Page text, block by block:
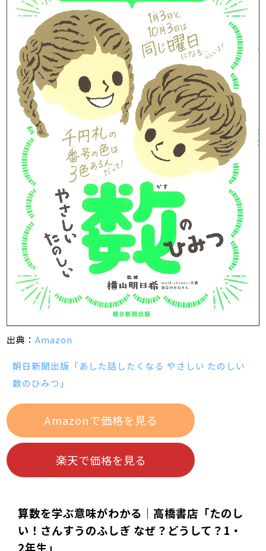
出典：Amazon
朝日新聞出版「あした話したくなる やさしい たのしい
数のひみつ」
Amazonで価格を見る
楽天で価格を見る
算数を学ぶ意味がわかる｜高橋書店「たのし
い！さんすうのふしぎ なぜ？どうして？1・
2年生」